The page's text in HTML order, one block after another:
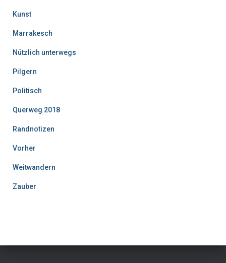
Kunst
Marrakesch
Nützlich unterwegs
Pilgern
Politisch
Querweg 2018
Randnotizen
Vorher
Weitwandern
Zauber